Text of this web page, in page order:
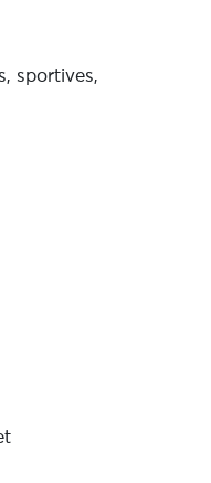
sportives,